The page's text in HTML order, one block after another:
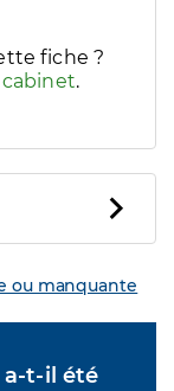
besoins
fiche ?
.
ou manquante
a-t-il été